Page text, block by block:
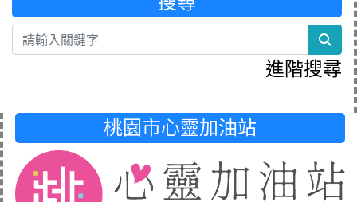
進階搜尋
桃園市心靈加油站